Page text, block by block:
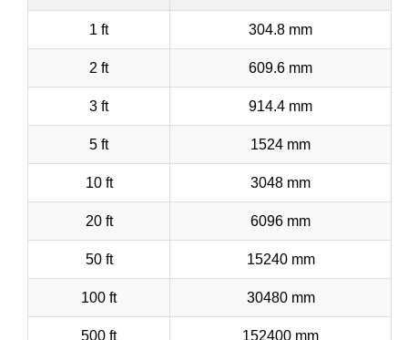
1 ft 304.8 mm
2 ft 609.6 mm
3 ft 914.4 mm
5 ft 1524 mm
10 ft 3048 mm
20 ft 6096 mm
50 ft 15240 mm
100 ft 30480 mm
500 ft 152400 mm